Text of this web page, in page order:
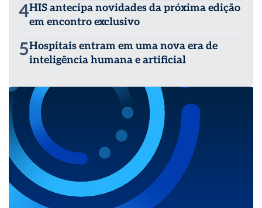
4HIS antecipa novidades da próxima edição
em encontro exclusivo
5Hospitais entram em uma nova era de
inteligência humana e artificial